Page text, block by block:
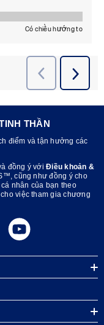
THẦN
điểm và tận hưởng các
đồng ý với Điều khoản &
cũng như đồng ý cho
nhân của bạn theo
việc tham gia chương